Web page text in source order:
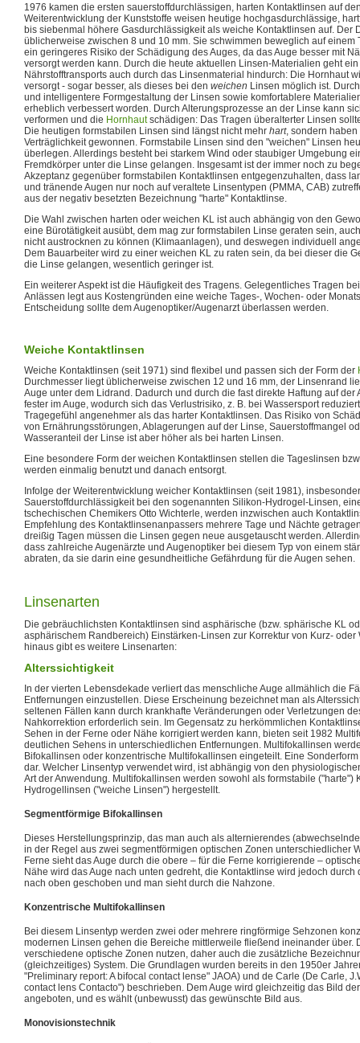
1976 kamen die ersten sauerstoffdurchlässigen, harten Kontaktlinsen auf
Weiterentwicklung der Kunststoffe weisen heutige hochgasdurchlässige,
bis siebenmal höhere Gasdurchlässigkeit als weiche Kontaktlinsen auf. Der
üblicherweise zwischen 8 und 10 mm. Sie schwimmen beweglich auf einem
ein geringeres Risiko der Schädigung des Auges, da das Auge besser mit
versorgt werden kann. Durch die heute aktuellen Linsen-Materialien geht
Nährstofftransports auch durch das Linsenmaterial hindurch: Die Hornhaut
versorgt - sogar besser, als dieses bei den weichen Linsen möglich ist.
und intelligentere Formgestaltung der Linsen sowie komfortablere
erheblich verbessert worden. Durch Alterungsprozesse an der Linse kann
verformen und die Hornhautschädigen: Das Tragen überalterter Linsen
Die heutigen formstabilen Linsen sind längst nicht mehr hart, sondern
Verträglichkeit gewonnen. Formstabile Linsen sind den "weichen" Linsen
überlegen. Allerdings besteht bei starkem Wind oder staubiger Umgebung
Fremdkörper unter die Linse gelangen. Insgesamt ist der immer noch zu
Akzeptanz gegenüber formstabilen Kontaktlinsen entgegenzuhalten, dass
und tränende Augen nur noch auf veraltete Linsentypen (PMMA, CAB)
aus der negativ besetzten Bezeichnung "harte" Kontaktlinse.
Die Wahl zwischen harten oder weichen KL ist auch abhängig von den
eine Bürotätigkeit ausübt, dem mag zur formstabilen Linse geraten sein,
nicht austrocknen zu können (Klimaanlagen), und deswegen individuell
Dem Bauarbeiter wird zu einer weichen KL zu raten sein, da bei dieser die
die Linse gelangen, wesentlich geringer ist.
Ein weiterer Aspekt ist die Häufigkeit des Tragens. Gelegentliches Tragen
Anlässen legt aus Kostengründen eine weiche Tages-, Wochen- oder
Entscheidung sollte dem Augenoptiker/Augenarzt überlassen werden.
Weiche Kontaktlinsen
Weiche Kontaktlinsen (seit 1971) sind flexibel und passen sich der Form der
Durchmesser liegt üblicherweise zwischen 12 und 16 mm, der Linsenrand
Auge unter dem Lidrand. Dadurch und durch die fast direkte Haftung auf der
fester im Auge, wodurch sich das Verlustrisiko, z. B. bei Wassersport
Tragegefühl angenehmer als das harter Kontaktlinsen. Das Risiko von
von Ernährungsstörungen, Ablagerungen auf der Linse, Sauerstoffmangel
Wasseranteil der Linse ist aber höher als bei harten Linsen.
Eine besondere Form der weichen Kontaktlinsen stellen die Tageslinsen
werden einmalig benutzt und danach entsorgt.
Infolge der Weiterentwicklung weicher Kontaktlinsen (seit 1981),
Sauerstoffdurchlässigkeit bei den sogenannten Silikon-Hydrogel-Linsen,
tschechischen Chemikers Otto Wichterle, werden inzwischen auch
Empfehlung des Kontaktlinsenanpassers mehrere Tage und Nächte
dreißig Tagen müssen die Linsen gegen neue ausgetauscht werden.
dass zahlreiche Augenärzte und Augenoptiker bei diesem Typ von einem
abraten, da sie darin eine gesundheitliche Gefährdung für die Augen sehen.
Linsenarten
Die gebräuchlichsten Kontaktlinsen sind asphärische (bzw. sphärische KL
asphärischem Randbereich) Einstärken-Linsen zur Korrektur von Kurz- oder
hinaus gibt es weitere Linsenarten:
Alterssichtigkeit
In der vierten Lebensdekade verliert das menschliche Auge allmählich die
Entfernungen einzustellen. Diese Erscheinung bezeichnet man als
seltenen Fällen kann durch krankhafte Veränderungen oder Verletzungen
Nahkorrektion erforderlich sein. Im Gegensatz zu herkömmlichen
Sehen in der Ferne oder Nähe korrigiert werden kann, bieten seit 1982
deutlichen Sehens in unterschiedlichen Entfernungen. Multifokallinsen
Bifokallinsen oder konzentrische Multifokallinsen eingeteilt. Eine
dar. Welcher Linsentyp verwendet wird, ist abhängig von den
Art der Anwendung. Multifokallinsen werden sowohl als formstabile ("harte")
Hydrogellinsen ("weiche Linsen") hergestellt.
Segmentförmige Bifokallinsen
Dieses Herstellungsprinzip, das man auch als alternierendes
in der Regel aus zwei segmentförmigen optischen Zonen unterschiedlicher
Ferne sieht das Auge durch die obere – für die Ferne korrigierende –
Nähe wird das Auge nach unten gedreht, die Kontaktlinse wird jedoch durch
nach oben geschoben und man sieht durch die Nahzone.
Konzentrische Multifokallinsen
Bei diesem Linsentyp werden zwei oder mehrere ringförmige Sehzonen
modernen Linsen gehen die Bereiche mittlerweile fließend ineinander über.
verschiedene optische Zonen nutzen, daher auch die zusätzliche
(gleichzeitiges) System. Die Grundlagen wurden bereits in den 1950er
"Preliminary report: A bifocal contact lense" JAOA) und de Carle (De Carle,
contact lens Contacto") beschrieben. Dem Auge wird gleichzeitig das Bild
angeboten, und es wählt (unbewusst) das gewünschte Bild aus.
Monovisionstechnik